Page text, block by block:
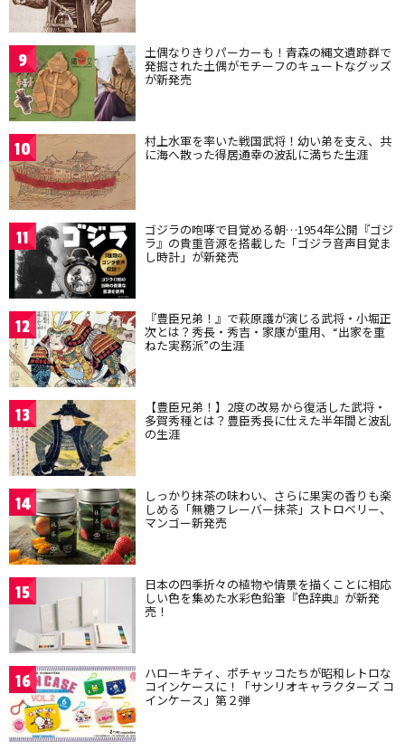
9 土偶なりきりパーカーも！青森の縄文遺跡群で
発掘された土偶がモチーフのキュートなグッズ
が新発売
10 村上水軍を率いた戦国武将！幼い弟を支え、共
に海へ散った得居通幸の波乱に満ちた生涯
11 ゴジラの咆哮で目覚める朝…1954年公開『ゴジ
ラ』の貴重音源を搭載した「ゴジラ音声目覚ま
し時計」が新発売
12 『豊臣兄弟！』で萩原護が演じる武将・小堀正
次とは？秀長・秀吉・家康が重用、“出家を重
ねた実務派”の生涯
13 【豊臣兄弟！】2度の改易から復活した武将・
多賀秀種とは？豊臣秀長に仕えた半年間と波乱
の生涯
14 しっかり抹茶の味わい、さらに果実の香りも楽
しめる「無糖フレーバー抹茶」ストロベリー、
マンゴー新発売
15 日本の四季折々の植物や情景を描くことに相応
しい色を集めた水彩色鉛筆『色辞典』が新発
売！
16 ハローキティ、ポチャッコたちが昭和レトロな
コインケースに！「サンリオキャラクターズ コ
インケース」第２弾